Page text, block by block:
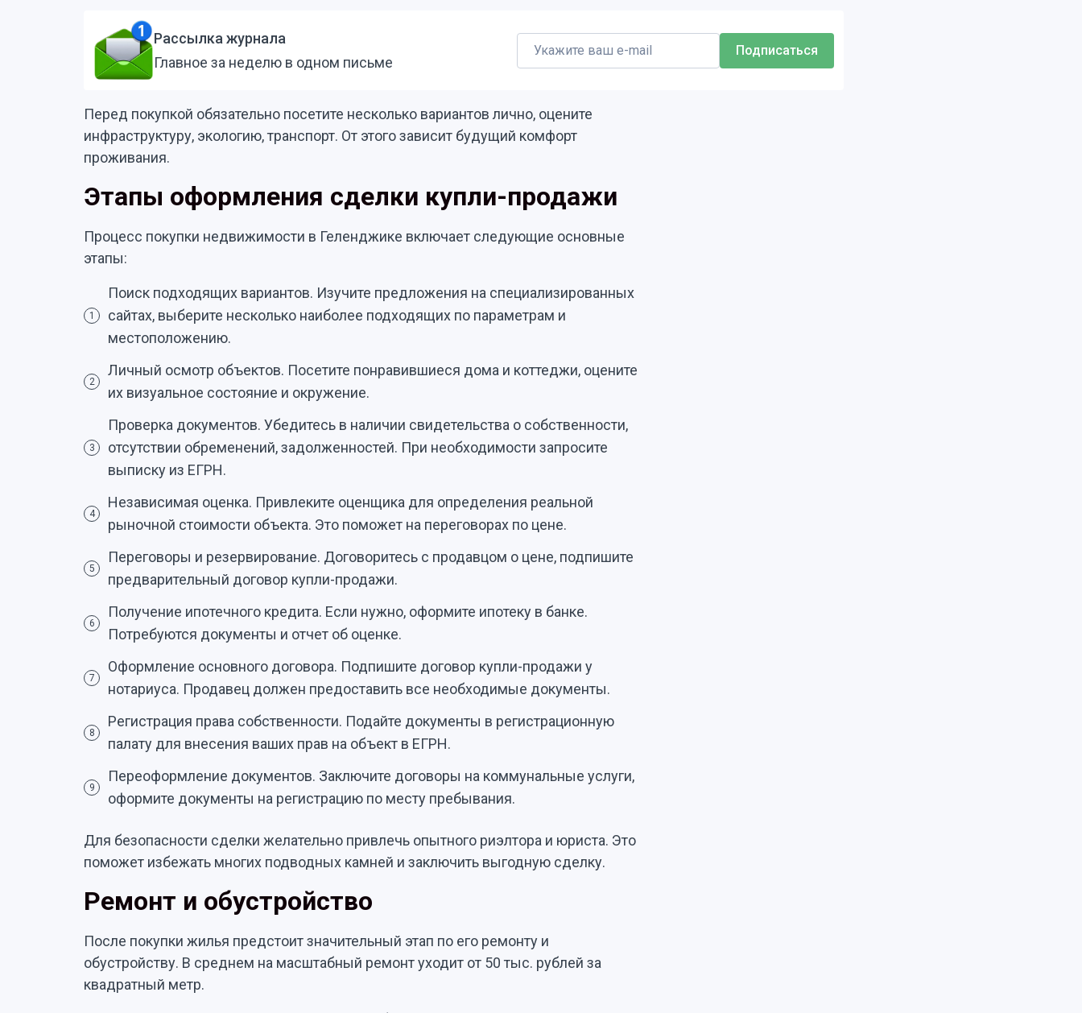
Рассылка журнала
Главное за неделю в одном письме
Перед покупкой обязательно посетите несколько вариантов лично, оцените
инфраструктуру, экологию, транспорт. От этого зависит будущий комфорт
проживания.
Этапы оформления сделки купли-продажи
Процесс покупки недвижимости в Геленджике включает следующие основные
этапы:
1
Поиск подходящих вариантов. Изучите предложения на специализированных
сайтах, выберите несколько наиболее подходящих по параметрам и
местоположению.
2
Личный осмотр объектов. Посетите понравившиеся дома и коттеджи, оцените
их визуальное состояние и окружение.
3
Проверка документов. Убедитесь в наличии свидетельства о собственности,
отсутствии обременений, задолженностей. При необходимости запросите
выписку из ЕГРН.
4
Независимая оценка. Привлеките оценщика для определения реальной
рыночной стоимости объекта. Это поможет на переговорах по цене.
5
Переговоры и резервирование. Договоритесь с продавцом о цене, подпишите
предварительный договор купли-продажи.
6
Получение ипотечного кредита. Если нужно, оформите ипотеку в банке.
Потребуются документы и отчет об оценке.
7
Оформление основного договора. Подпишите договор купли-продажи у
нотариуса. Продавец должен предоставить все необходимые документы.
8
Регистрация права собственности. Подайте документы в регистрационную
палату для внесения ваших прав на объект в ЕГРН.
9
Переоформление документов. Заключите договоры на коммунальные услуги,
оформите документы на регистрацию по месту пребывания.
Для безопасности сделки желательно привлечь опытного риэлтора и юриста. Это
поможет избежать многих подводных камней и заключить выгодную сделку.
Ремонт и обустройство
После покупки жилья предстоит значительный этап по его ремонту и
обустройству. В среднем на масштабный ремонт уходит от 50 тыс. рублей за
квадратный метр.